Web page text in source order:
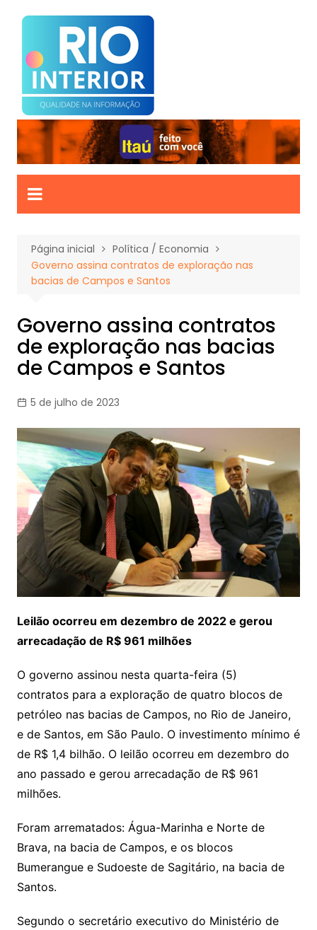
para
conteúdo
Página inicial
Política / Economia
Governo assina contratos de exploração nas
bacias de Campos e Santos
Governo assina contratos
de exploração nas bacias
de Campos e Santos
5 de julho de 2023
Leilão ocorreu em dezembro de 2022 e gerou
arrecadação de R$ 961 milhões
O governo assinou nesta quarta-feira (5)
contratos para a exploração de quatro blocos de
petróleo nas bacias de Campos, no Rio de Janeiro,
e de Santos, em São Paulo. O investimento mínimo é
de R$ 1,4 bilhão. O leilão ocorreu em dezembro do
ano passado e gerou arrecadação de R$ 961
milhões.
Foram arrematados: Água-Marinha e Norte de
Brava, na bacia de Campos, e os blocos
Bumerangue e Sudoeste de Sagitário, na bacia de
Santos.
Segundo o secretário executivo do Ministério de